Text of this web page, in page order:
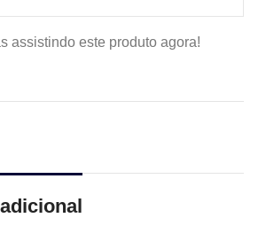
assistindo este produto agora!